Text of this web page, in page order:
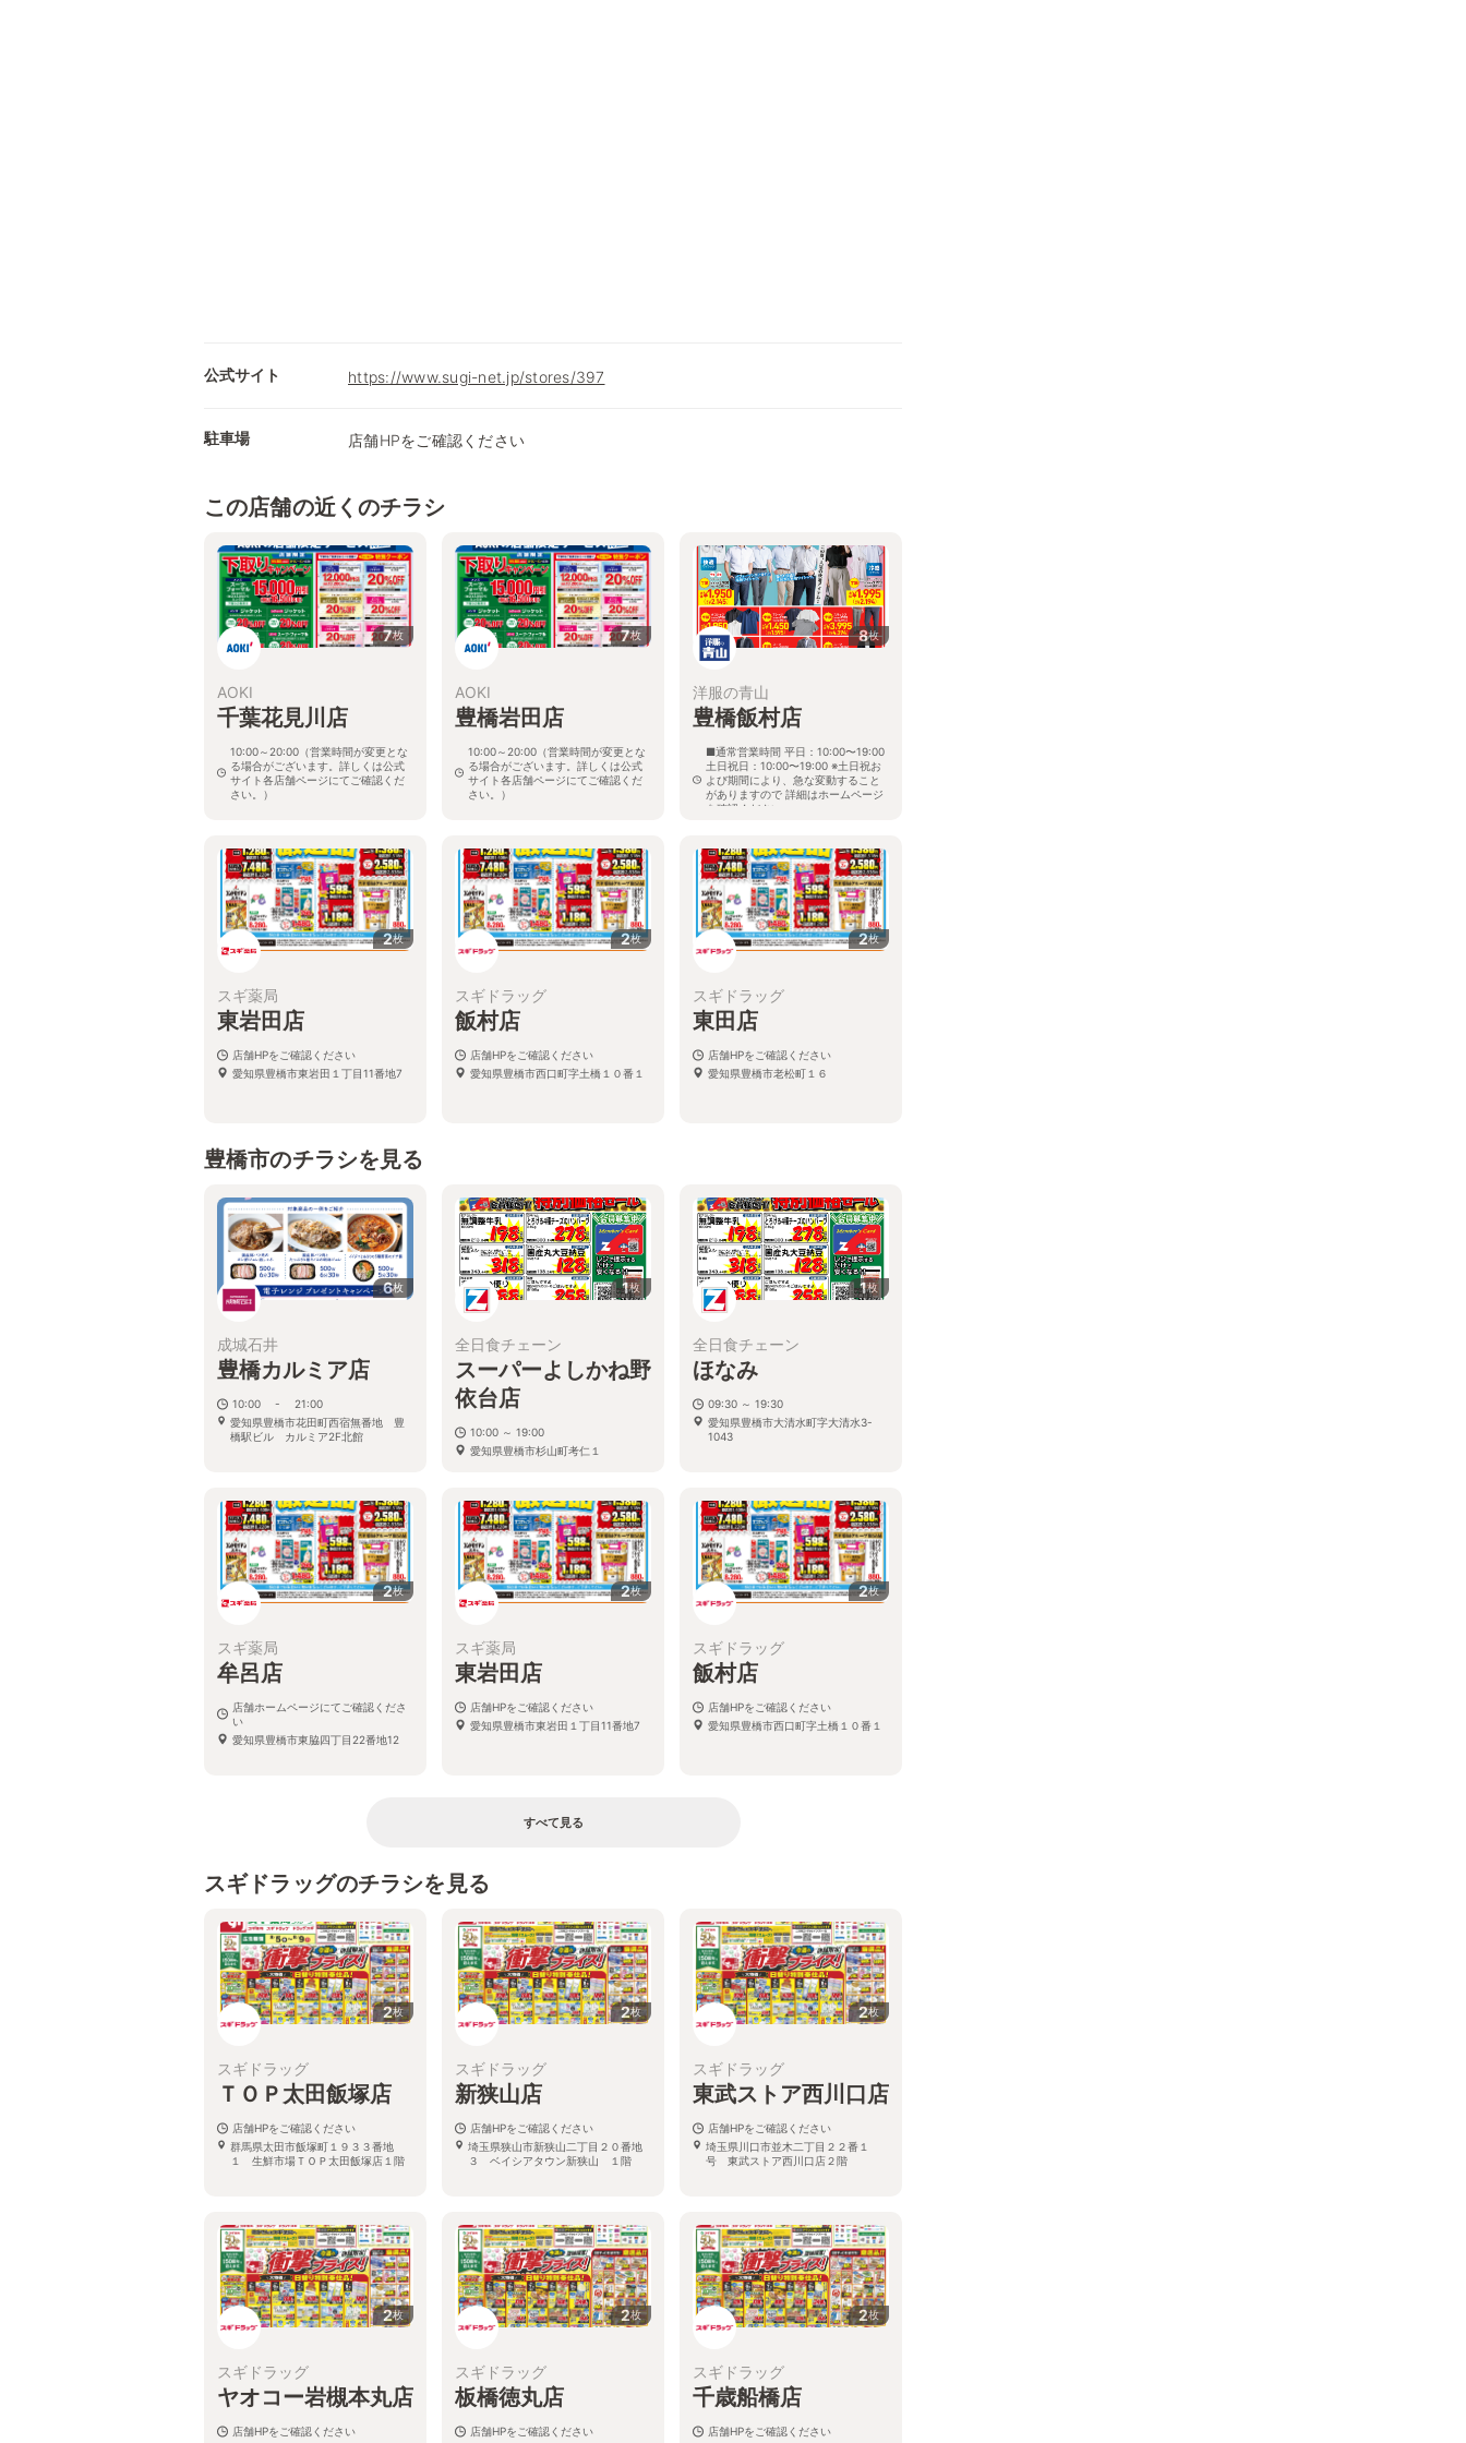
公式サイト https://www.sugi-net.jp/stores/397
駐車場 店舗HPをご確認ください
この店舗の近くのチラシ
7枚
AOKI
千葉花見川店
10:00～20:00（営業時間が変更とな
る場合がございます。詳しくは公式
サイト各店舗ページにてご確認くだ
さい。）
7枚
AOKI
豊橋岩田店
10:00～20:00（営業時間が変更とな
る場合がございます。詳しくは公式
サイト各店舗ページにてご確認くだ
さい。）
8枚
洋服の青山
豊橋飯村店
■通常営業時間 平日：10:00〜19:00
土日祝日：10:00〜19:00 ※土日祝お
よび期間により、急な変動すること
がありますので 詳細はホームページ
を確認ください
2枚
スギ薬局
東岩田店
店舗HPをご確認ください
愛知県豊橋市東岩田１丁目11番地7
2枚
スギドラッグ
飯村店
店舗HPをご確認ください
愛知県豊橋市西口町字土橋１０番１
2枚
スギドラッグ
東田店
店舗HPをご確認ください
愛知県豊橋市老松町１６
豊橋市のチラシを見る
6枚
成城石井
豊橋カルミア店
10:00 - 21:00
愛知県豊橋市花田町西宿無番地 豊
橋駅ビル カルミア2F北館
1枚
全日食チェーン
スーパーよしかね野
依台店
10:00 ～ 19:00
愛知県豊橋市杉山町考仁１
1枚
全日食チェーン
ほなみ
09:30 ～ 19:30
愛知県豊橋市大清水町字大清水3-
1043
2枚
スギ薬局
牟呂店
店舗ホームページにてご確認くださ
い
愛知県豊橋市東脇四丁目22番地12
2枚
スギ薬局
東岩田店
店舗HPをご確認ください
愛知県豊橋市東岩田１丁目11番地7
2枚
スギドラッグ
飯村店
店舗HPをご確認ください
愛知県豊橋市西口町字土橋１０番１
すべて見る
スギドラッグのチラシを見る
2枚
スギドラッグ
ＴＯＰ太田飯塚店
店舗HPをご確認ください
群馬県太田市飯塚町１９３３番地
１ 生鮮市場ＴＯＰ太田飯塚店１階
2枚
スギドラッグ
新狭山店
店舗HPをご確認ください
埼玉県狭山市新狭山二丁目２０番地
３ ベイシアタウン新狭山 １階
2枚
スギドラッグ
東武ストア西川口店
店舗HPをご確認ください
埼玉県川口市並木二丁目２２番１
号 東武ストア西川口店２階
2枚
スギドラッグ
ヤオコー岩槻本丸店
店舗HPをご確認ください
2枚
スギドラッグ
板橋徳丸店
店舗HPをご確認ください
2枚
スギドラッグ
千歳船橋店
店舗HPをご確認ください